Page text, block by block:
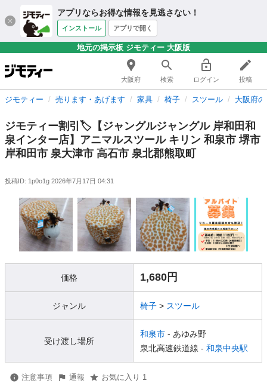
アプリならお得な情報を見逃さない！
インストール アプリで開く
地元の掲示板 ジモティー 大阪版
大阪府 検索 ログイン 投稿
ジモティー 売ります・あげます 家具 椅子 スツール 大阪府
ジモティー割引🏷️【ジャングルジャングル 岸和田和
泉インター店】アニマルスツール キリン 和泉市 堺市
岸和田市 泉大津市 高石市 泉北郡熊取町
投稿ID: 1p0o1g 2026年7月17日 04:31
価格 1,680円
ジャンル 椅子 > スツール
受け渡し場所
和泉市 - あゆみ野
泉北高速鉄道線 - 和泉中央駅
注意事項 通報 お気に入り 1